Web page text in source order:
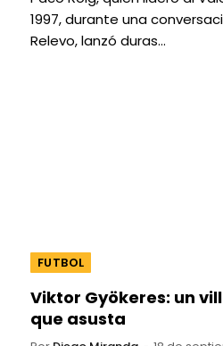
1997, durante una
Relevo, lanzó duras…
FUTBOL
Viktor Gyökeres: un
que asusta